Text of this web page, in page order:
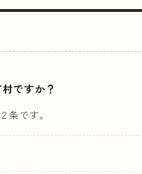
ですか？
条です。